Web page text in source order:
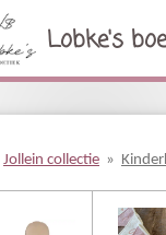
Lobke's
Jollein collectie »